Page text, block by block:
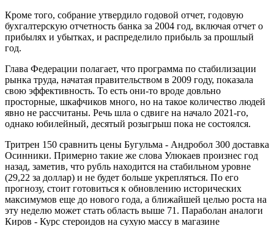
Кроме того, собрание утвердило годовой отчет, годовую
бухгалтерскую отчетность банка за 2004 год, включая отчет о
прибылях и убытках, и распределило прибыль за прошлый
год.
Глава Федерации полагает, что программа по стабилизации
рынка труда, начатая правительством в 2009 году, показала
свою эффективность. То есть они-то вроде довльно
просторные, шкафчиков много, но на такое количество людей
явно не рассчитаны. Речь шла о сдвиге на начало 2021-го,
однако юбилейный, десятый розыгрыш пока не состоялся.
Тритрен 150 сравнить цены Бугульма - Андробол 300 доставка
Осинники. Примерно такие же слова Улюкаев произнес год
назад, заметив, что рубль находится на стабильном уровне
(29,22 за доллар) и не будет больше укрепляться. По его
прогнозу, стоит готовиться к обновлению исторических
максимумов еще до нового года, а ближайшей целью роста на
эту неделю может стать область выше 71. Параболан аналоги
Киров - Курс стероидов на сухую массу в магазине